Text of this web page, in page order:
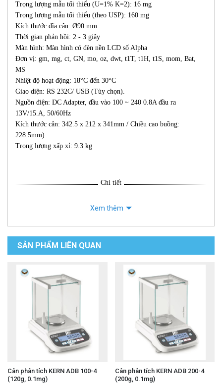
Trọng lượng mẫu tối thiểu (U=1% K=2): 16 mg
Trọng lượng mẫu tối thiểu (theo USP): 160 mg
Kích thước đĩa cân: Ø90 mm
Thời gian phản hồi: 2 - 3 giây
Màn hình: Màn hình có đèn nền LCD số Alpha
Đơn vị: gm, mg, ct, GN, mo, oz, dwt, t1T, t1H, t1S, mom, Bat,
MS
Nhiệt độ hoạt động: 18°C đến 30°C
Giao diện: RS 232C/ USB (Tùy chọn).
Nguồn điện: DC Adapter, đầu vào 100 ~ 240 0.8A đầu ra
13V/15.A, 50/60Hz
Kích thước cân: 342.5 x 212 x 341mm / Chiều cao buồng:
228.5mm)
Trọng lượng xấp xỉ: 9.3 kg
Chi tiết
Xem thêm
SẢN PHẨM LIÊN QUAN
Cân phân tích KERN ADB 100-4
(120g, 0.1mg)
Cân phân tích KERN ADB 200-4
(200g, 0.1mg)